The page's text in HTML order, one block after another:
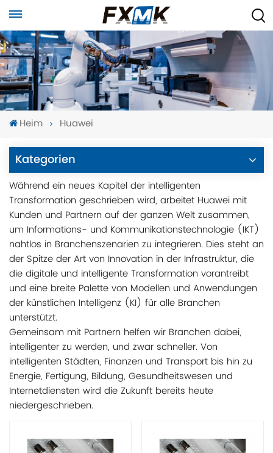
Heim Huawei
Kategorien
Während ein neues Kapitel der intelligenten
Transformation geschrieben wird, arbeitet Huawei mit
Kunden und Partnern auf der ganzen Welt zusammen,
um Informations- und Kommunikationstechnologie (IKT)
nahtlos in Branchenszenarien zu integrieren. Dies steht an
der Spitze der Art von Innovation in der Infrastruktur, die
die digitale und intelligente Transformation vorantreibt
und eine breite Palette von Modellen und Anwendungen
der künstlichen Intelligenz (KI) für alle Branchen
unterstützt.
Gemeinsam mit Partnern helfen wir Branchen dabei,
intelligenter zu werden, und zwar schneller. Von
intelligenten Städten, Finanzen und Transport bis hin zu
Energie, Fertigung, Bildung, Gesundheitswesen und
Internetdiensten wird die Zukunft bereits heute
niedergeschrieben.